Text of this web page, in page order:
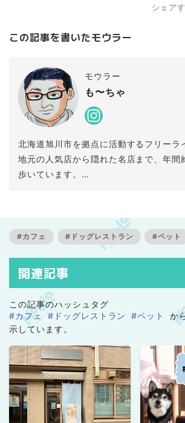
シェア
この記事を書いたモウラー
モウラー
も〜ちゃ
北海道旭川市を拠点に活動するフリーラ
地元の人気店から隠れた名店まで、年
歩いています。
はJRやバスで道内各地へ。
旭川を中心として、北海道の「行ってみ
の魅力を発信しています。
#カフェ #ドッグレストラン #ペット
関連記事
この記事のハッシュタグ
#カフェ #ドッグレストラン #ペット
か
示しています。